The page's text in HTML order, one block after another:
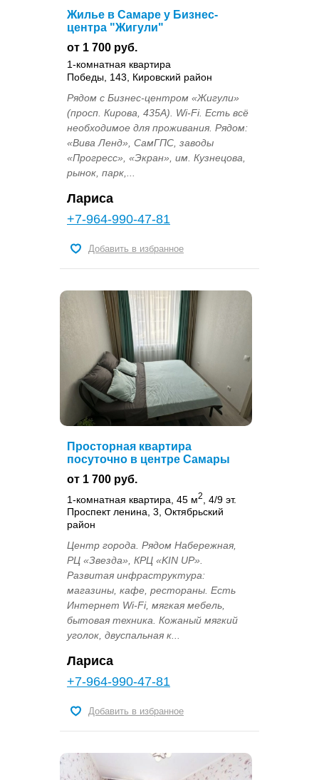
Жилье в Самаре у Бизнес-
центра "Жигули"
от 1 700 руб.
1-комнатная квартира
Победы, 143, Кировский район
Рядом с Бизнес-центром «Жигули»
(просп. Кирова, 435А). Wi-Fi. Есть всё
необходимое для проживания. Рядом:
«Вива Ленд», СамГПС, заводы
«Прогресс», «Экран», им. Кузнецова,
рынок, парк,...
Лариса
+7-964-990-47-81
Добавить в избранное
Просторная квартира
посуточно в центре Самары
от 1 700 руб.
1-комнатная квартира, 45 м2
, 4/9 эт.
Проспект ленина, 3, Октябрьский
район
Центр города. Рядом Набережная,
РЦ «Звезда», КРЦ «KIN UP».
Развитая инфраструктура:
магазины, кафе, рестораны. Есть
Интернет Wi-Fi, мягкая мебель,
бытовая техника. Кожаный мягкий
уголок, двуспальная к...
Лариса
+7-964-990-47-81
Добавить в избранное